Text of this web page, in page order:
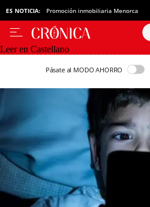
ES NOTICIA: Promoción inmobiliaria Menorca
Leer en Castellano
Pásate al MODO AHORRO